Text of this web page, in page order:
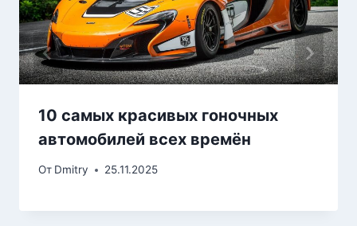
10 самых красивых гоночных
автомобилей всех времён
От Dmitry 25.11.2025